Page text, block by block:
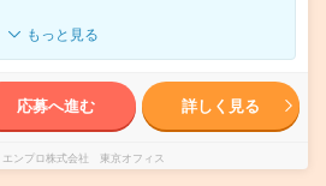
もっと見る
応募へ進む 詳しく見る
エンプロ株式会社 東京オフィス